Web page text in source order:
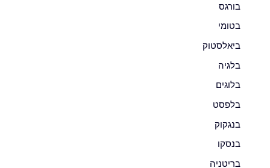
בורגס
בטומי
ביאלסטוק
בלגיה
בלוגים
בלפסט
בנגקוק
בנסקו
בריטניה